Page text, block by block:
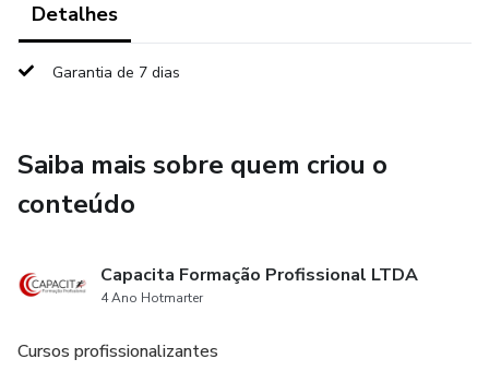
Detalhes
Garantia de 7 dias
Saiba mais sobre quem criou o
conteúdo
Capacita Formação Profissional LTDA
4 Ano Hotmarter
Cursos profissionalizantes